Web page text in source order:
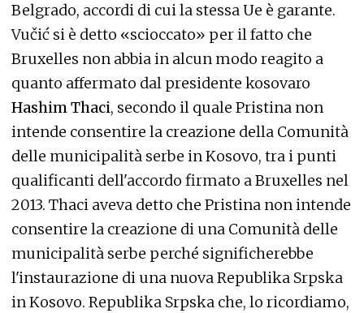
Belgrado, accordi di cui la stessa Ue è garante.
Vučić si è detto «scioccato» per il fatto che
Bruxelles non abbia in alcun modo reagito a
quanto affermato dal presidente kosovaro
Hashim Thaci, secondo il quale Pristina non
intende consentire la creazione della Comunità
delle municipalità serbe in Kosovo, tra i punti
qualificanti dell'accordo firmato a Bruxelles nel
2013. Thaci aveva detto che Pristina non intende
consentire la creazione di una Comunità delle
municipalità serbe perché significherebbe
l'instaurazione di una nuova Republika Srpska
in Kosovo. Republika Srpska che, lo ricordiamo,